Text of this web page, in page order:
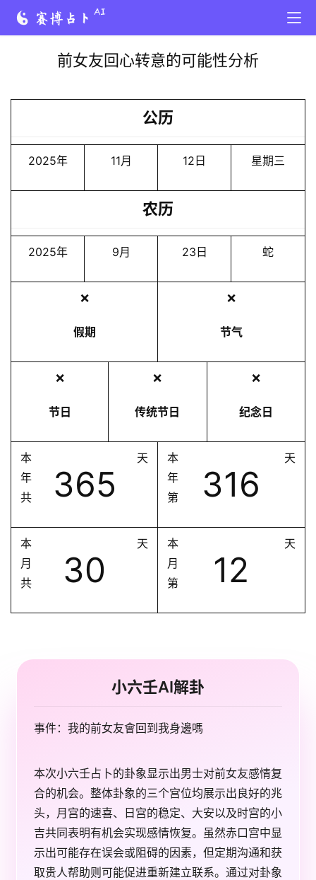
前女友回心转意的可能性分析
公历
2025年 11月 12日 星期三
农历
2025年 9月 23日 蛇
❌
假期
❌
节气
❌
节日
❌
传统节日
❌
纪念日
本
年
共
365
天
本
年
第
316
天
本
月
共
30
天
本
月
第
12
天
小六壬AI解卦
事件：我的前女友會回到我身邊嗎
本次小六壬占卜的卦象显示出男士对前女友感情复
合的机会。整体卦象的三个宫位均展示出良好的兆
头，月宫的速喜、日宫的稳定、大安以及时宫的小
吉共同表明有机会实现感情恢复。虽然赤口宫中显
示出可能存在误会或阻碍的因素，但定期沟通和获
取贵人帮助则可能促进重新建立联系。通过对卦象